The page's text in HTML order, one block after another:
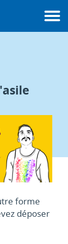
Menu
forme
déposer